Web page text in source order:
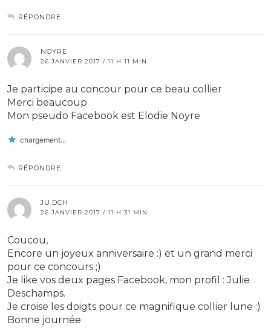
RÉPONDRE
NOYRE
26 JANVIER 2017 / 11 H 11 MIN
Je participe au concour pour ce beau collier
Merci beaucoup
Mon pseudo Facebook est Elodie Noyre
chargement…
RÉPONDRE
JU.DCH
26 JANVIER 2017 / 11 H 31 MIN
Coucou,
Encore un joyeux anniversaire :) et un grand merci
pour ce concours ;)
Je like vos deux pages Facebook, mon profil : Julie
Deschamps.
Je croise les doigts pour ce magnifique collier lune :)
Bonne journée